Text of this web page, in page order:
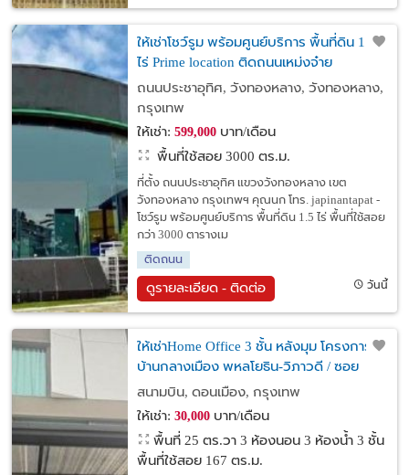
ให้เช่าโชว์รูม พร้อมศูนย์บริการ พื้นที่ดิน 1.5
ไร่ Prime location ติดถนนเหม่งจ๋าย
ประชาอุทิศ ใกล้ เลียบทางด่วนรามอินทรา /
Showroom รถ / ไม่มีค่าเซ้ง
ถนนประชาอุทิศ, วังทองหลาง, วังทองหลาง,
กรุงเทพ
ให้เช่า: 599,000บาท/เดือน
พื้นที่ใช้สอย 3000 ตร.ม.
ที่ตั้ง ถนนประชาอุทิศ แขวงวังทองหลาง เขต
วังทองหลาง กรุงเทพฯ คุณนก โทร. japinantapat -
โชว์รูม พร้อมศูนย์บริการ พื้นที่ดิน 1.5 ไร่ พื้นที่ใช้สอย
กว่า 3000 ตารางเม
ติดถนน
ดูรายละเอียด - ติดต่อ วันนี้
ให้เช่าHome Office 3 ชั้น หลังมุม โครงการ
บ้านกลางเมือง พหลโยธิน-วิภาวดี / ซอย
พหลโยธิน 71 / ใกล้ สถานีแยก คปอ./ อยู่
อาศัย หรือ จดบริษัท
สนามบิน, ดอนเมือง, กรุงเทพ
ให้เช่า: 30,000บาท/เดือน
พื้นที่ 25 ตร.วา 3 ห้องนอน 3 ห้องน้ำ 3 ชั้น
พื้นที่ใช้สอย 167 ตร.ม.